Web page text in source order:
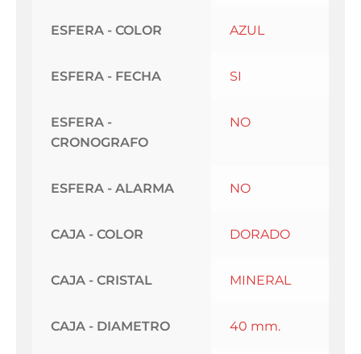
ESFERA - COLOR AZUL
ESFERA - FECHA SI
ESFERA -
CRONOGRAFO
NO
ESFERA - ALARMA NO
CAJA - COLOR DORADO
CAJA - CRISTAL MINERAL
CAJA - DIAMETRO 40 mm.